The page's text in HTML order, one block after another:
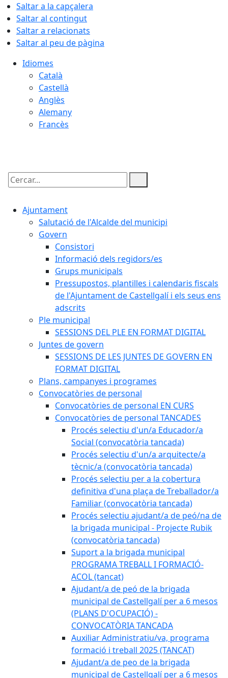
Saltar a la capçalera
Saltar al contingut
Saltar a relacionats
Saltar al peu de pàgina
Idiomes
Català
Castellà
Anglès
Alemany
Francès
Cercar:
Ajuntament
Salutació de l'Alcalde del municipi
Govern
Consistori
Informació dels regidors/es
Grups municipals
Pressupostos, plantilles i calendaris fiscals
de l'Ajuntament de Castellgalí i els seus ens
adscrits
Ple municipal
SESSIONS DEL PLE EN FORMAT DIGITAL
Juntes de govern
SESSIONS DE LES JUNTES DE GOVERN EN
FORMAT DIGITAL
Plans, campanyes i programes
Convocatòries de personal
Convocatòries de personal EN CURS
Convocatòries de personal TANCADES
Procés selectiu d'un/a Educador/a
Social (convocatòria tancada)
Procés selectiu d'un/a arquitecte/a
tècnic/a (convocatòria tancada)
Procés selectiu per a la cobertura
definitiva d'una plaça de Treballador/a
Familiar (convocatòria tancada)
Procés selectiu ajudant/a de peó/na de
la brigada municipal - Projecte Rubik
(convocatòria tancada)
Suport a la brigada municipal
PROGRAMA TREBALL I FORMACIÓ-
ACOL (tancat)
Ajudant/a de peó de la brigada
municipal de Castellgalí per a 6 mesos
(PLANS D'OCUPACIÓ) -
CONVOCATÒRIA TANCADA
Auxiliar Administratiu/va, programa
formació i treball 2025 (TANCAT)
Ajudant/a de peo de la brigada
municipal de Castellgalí per a 6 mesos